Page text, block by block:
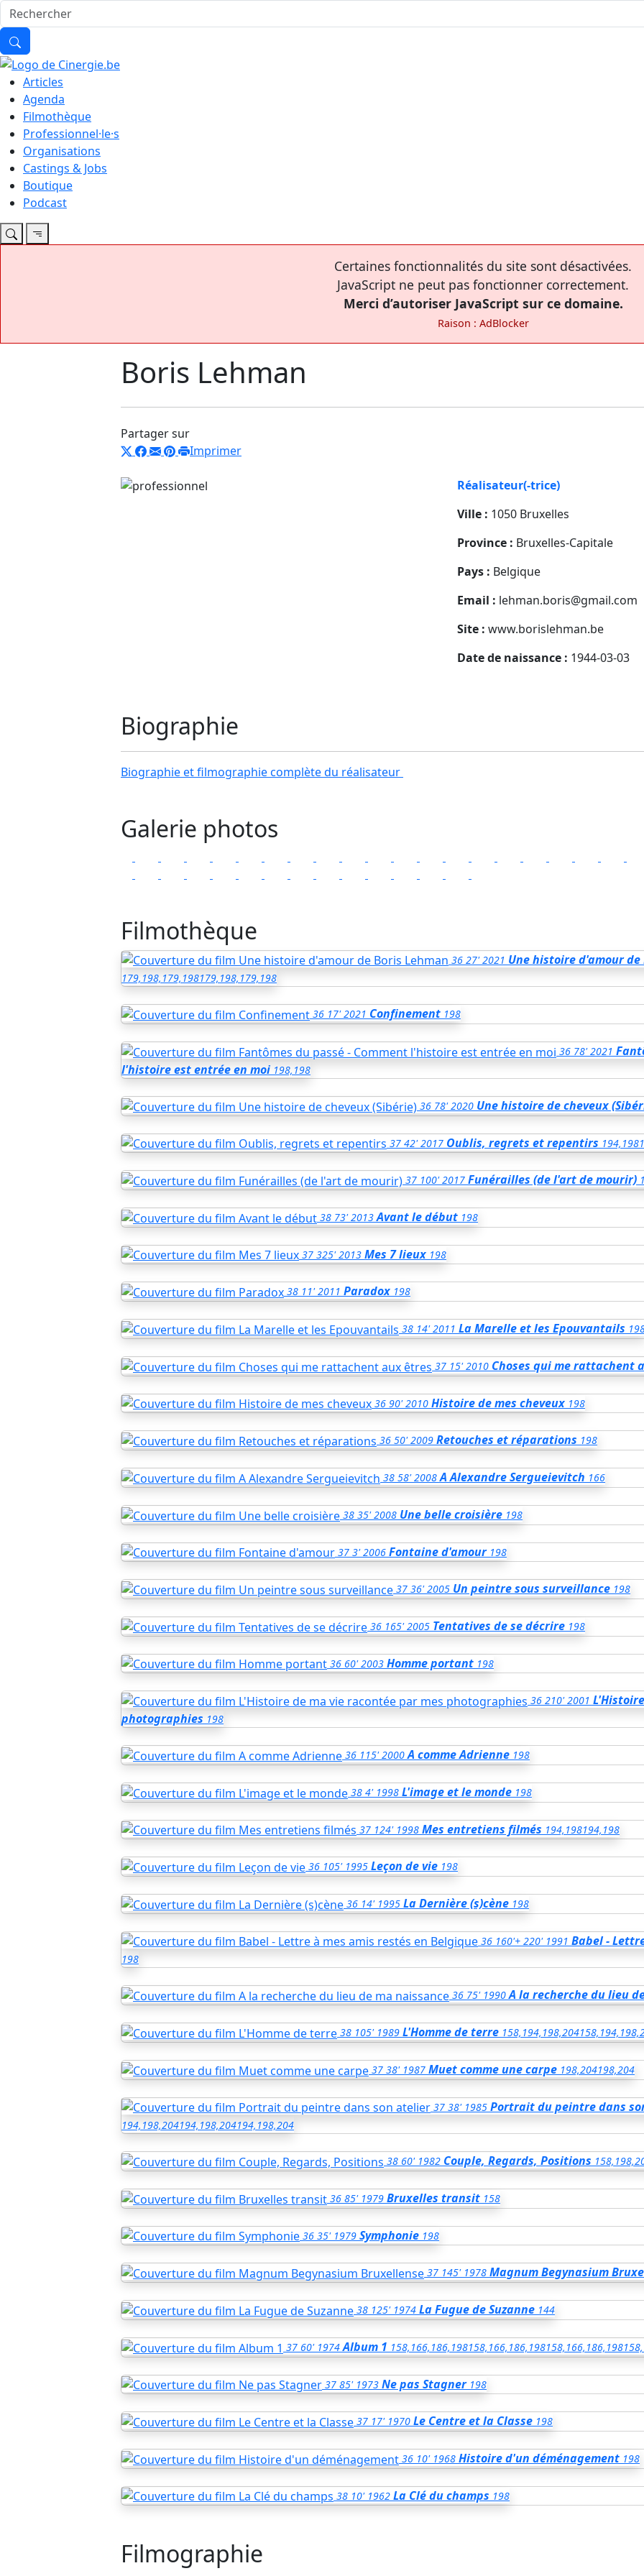
Articles
Agenda
Filmothèque
Professionnel·le·s
Organisations
Castings & Jobs
Boutique
Podcast
Certaines fonctionnalités du site sont désactivées.
JavaScript ne peut pas fonctionner correctement.
Merci d’autoriser JavaScript sur ce domaine.
Raison : AdBlocker
Boris Lehman
Partager sur
Imprimer
Réalisateur(-trice)
Ville : 1050 Bruxelles
Province : Bruxelles-Capitale
Pays : Belgique
Email : lehman.boris@gmail.com
Site : www.borislehman.be
Date de naissance : 1944-03-03
Biographie
Biographie et filmographie complète du réalisateur
Galerie photos
Filmothèque
36 27' 2021 Une histoire d'amour de
179,198,179,198179,198,179,198
36 17' 2021 Confinement 198
36 78' 2021
l'histoire est entrée en moi 198,198
36 78' 2020 Une histoire de cheveux
37 42' 2017 Oublis, regrets et repentirs 194,198
37 100' 2017 Funérailles (de l'art de mourir)
38 73' 2013 Avant le début 198
37 325' 2013 Mes 7 lieux 198
38 11' 2011 Paradox 198
38 14' 2011 La Marelle et les Epouvantails
37 15' 2010 Choses qui me rattachent
36 90' 2010 Histoire de mes cheveux 198
36 50' 2009 Retouches et réparations 198
38 58' 2008 A Alexandre Sergueievitch 166
38 35' 2008 Une belle croisière 198
37 3' 2006 Fontaine d'amour 198
37 36' 2005 Un peintre sous surveillance 198
36 165' 2005 Tentatives de se décrire 198
36 60' 2003 Homme portant 198
36 210' 2001
photographies 198
36 115' 2000 A comme Adrienne 198
38 4' 1998 L'image et le monde 198
37 124' 1998 Mes entretiens filmés 194,198194,198
36 105' 1995 Leçon de vie 198
36 14' 1995 La Dernière (s)cène 198
36 160'+ 220' 1991 Babel -
198
36 75' 1990 A la recherche du lieu
38 105' 1989 L'Homme de terre 158,194,198,204
37 38' 1987 Muet comme une carpe 198,204198,204
37 38' 1985 Portrait du peintre dans
194,198,204194,198,204194,198,204
38 60' 1982 Couple, Regards, Positions
36 85' 1979 Bruxelles transit 158
36 35' 1979 Symphonie 198
37 145' 1978 Magnum Begynasium
38 125' 1974 La Fugue de Suzanne 144
37 60' 1974 Album 1 158,166,186,198158,166,186,198158,166,186,198
37 85' 1973 Ne pas Stagner 198
37 17' 1970 Le Centre et la Classe 198
36 10' 1968 Histoire d'un déménagement 198
38 10' 1962 La Clé du champs 198
Filmographie